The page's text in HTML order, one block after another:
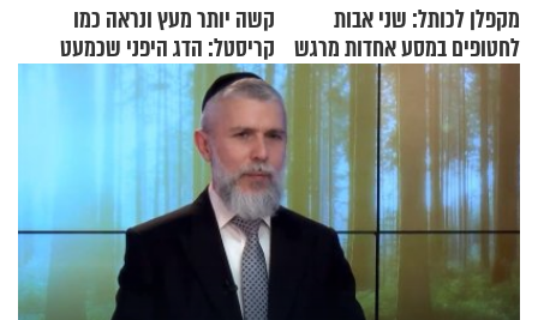
מקפלן לכותל: שני אבות
לחטופים במסע אחדות מרגש
קשה יותר מעץ ונראה כמו
קריסטל: הדג היפני שכמעט
בלתי אפשרי לחתוך